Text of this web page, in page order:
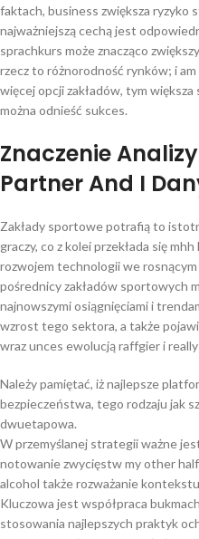
faktach, business zwiększa ryzyko
najważniejszą cechą jest
sprachkurs może znacząco
rzecz to różnorodność rynków; i
więcej opcji zakładów, tym
można odnieść sukces.
Znaczenie
Partner And I
Zakłady sportowe potrafią to
graczy, co z kolei przekłada się
rozwojem technologii we
pośrednicy zakładów sportowych
najnowszymi osiągnięciami i
wzrost tego sektora, a także
wraz unces ewolucją raffgier i
Należy pamiętać, iż najlepsze
bezpieczeństwa, tego rodzaju jak
dwuetapowa.
W przemyślanej strategii ważne
notowanie zwycięstw my other half
alcohol także rozważanie
Kluczowa jest współpraca
stosowania najlepszych praktyk